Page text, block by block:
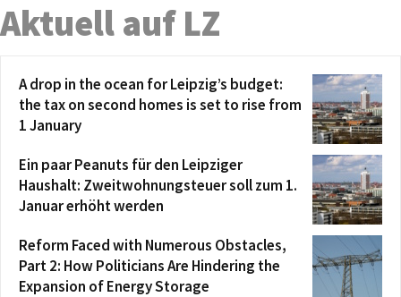
Aktuell auf LZ
A drop in the ocean for Leipzig’s budget:
the tax on second homes is set to rise from
1 January
Ein paar Peanuts für den Leipziger
Haushalt: Zweitwohnungsteuer soll zum 1.
Januar erhöht werden
Reform Faced with Numerous Obstacles,
Part 2: How Politicians Are Hindering the
Expansion of Energy Storage